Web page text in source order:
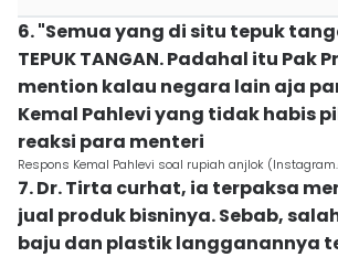
6. "Semua yang di situ tepuk
TEPUK TANGAN. Padahal itu Pak
mention kalau negara lain aja
Kemal Pahlevi yang tidak habis
reaksi para menteri
Respons Kemal Pahlevi soal rupiah anjlok
7. Dr. Tirta curhat, ia terpaksa
jual produk bisninya. Sebab,
baju dan plastik langganannya